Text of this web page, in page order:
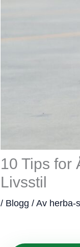
10 Tips for
Livsstil
/ Blogg / Av herba-